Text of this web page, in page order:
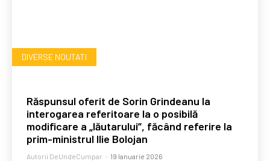
DIVERSE NOUTATI
Răspunsul oferit de Sorin Grindeanu la
interogarea referitoare la o posibilă
modificare a „lăutarului”, făcând referire la
prim-ministrul Ilie Bolojan
Autorii DeUndeCumpar - 19 Ianuarie 2026